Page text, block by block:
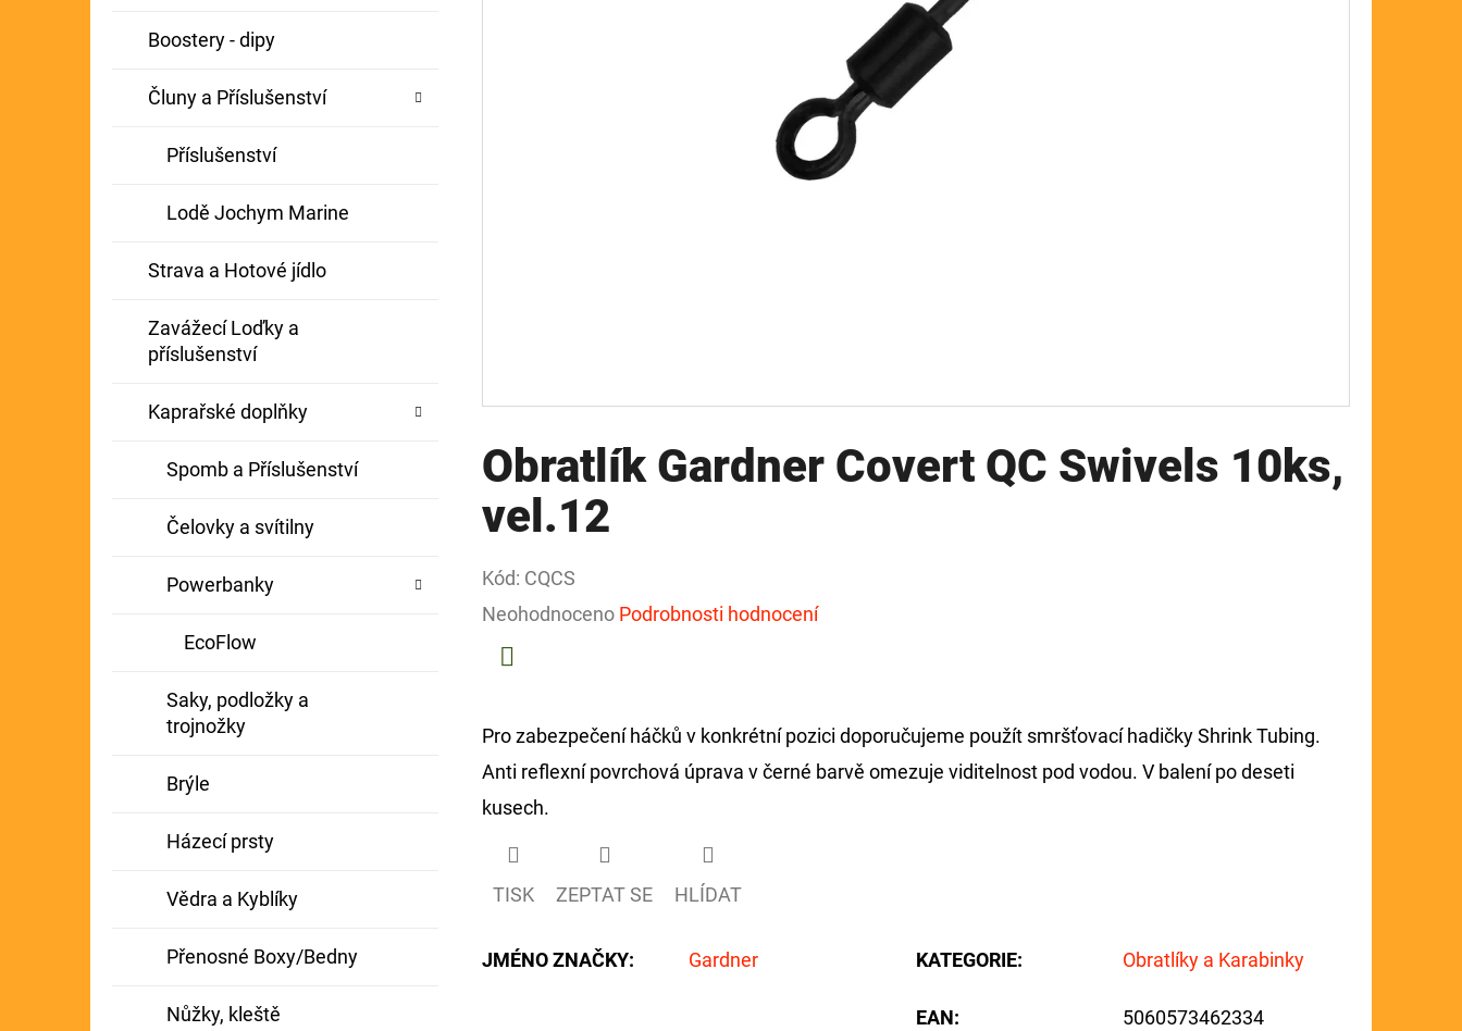
Boostery - dipy
Čluny a Příslušenství
Příslušenství
Lodě Jochym Marine
Strava a Hotové jídlo
Zavážecí Loďky a
příslušenství
Kaprařské doplňky
Spomb a Příslušenství
Čelovky a svítilny
Powerbanky
EcoFlow
Saky, podložky a
trojnožky
Brýle
Házecí prsty
Vědra a Kyblíky
Přenosné Boxy/Bedny
Nůžky, kleště
Obratlík Gardner Covert QC Swivels 10ks,
vel.12
Kód: CQCS
Průměrné
hodnocení
hvězdiček.
Neohodnoceno Podrobnosti hodnocení
Pro zabezpečení háčků v konkrétní pozici doporučujeme použít smršťovací hadičky Shrink Tubing.
Anti reflexní povrchová úprava v černé barvě omezuje viditelnost pod vodou. V balení po deseti
kusech.
TISK ZEPTAT SE HLÍDAT
JMÉNO ZNAČKY: Gardner KATEGORIE: Obratlíky a Karabinky
EAN: 5060573462334
BOILIE RIG PLUS 25LB
Původně: 79 Kč
FOX CARP SUB FLOAT
202 Kč
Původně:
225 Kč